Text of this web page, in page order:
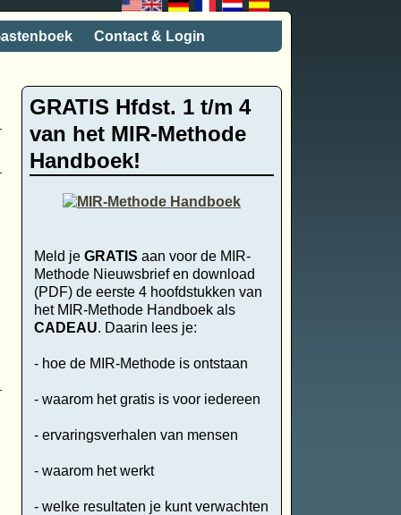
Contact & Login
GRATIS Hfdst. 1 t/m 4
van het MIR-Methode
Handboek!
Meld je GRATIS aan voor de MIR-
Methode Nieuwsbrief en download
(PDF) de eerste 4 hoofdstukken van
het MIR-Methode Handboek als
CADEAU. Daarin lees je:
- hoe de MIR-Methode is ontstaan
- waarom het gratis is voor iedereen
- ervaringsverhalen van mensen
- waarom het werkt
- welke resultaten je kunt verwachten